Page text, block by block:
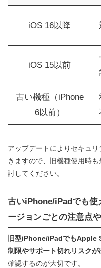
iOS 16以降
iOS 15以前
古い機種（iPhone
6以前）
アップデートによりセキュ
きますので、旧機種使用時
討してください。
古いiPhone/iPadでも使
ージョンごとの注意点
旧型iPhone/iPadでもApple
制限やサポート切れリスクが
確認するのが大切です。